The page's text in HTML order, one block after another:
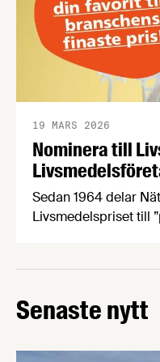
Nominera till
19 MARS 2026
Sedan 1964 delar
Livsmedelspriset till
förutsättningar för
nominera en eller
kommer en jury …
Senaste nytt